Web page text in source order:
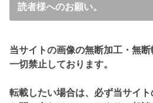
読者様へのお願い。
当サイトの画像の無断加工・無断
一切禁止しております。
転載したい場合は、必ず当サイト